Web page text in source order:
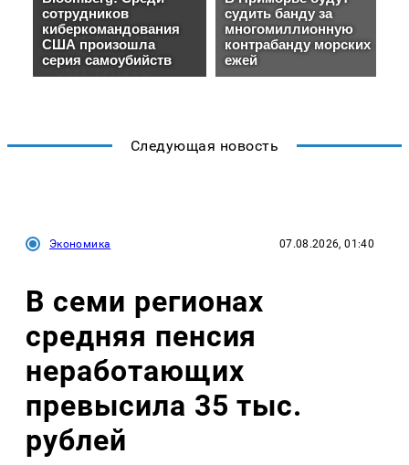
Следующая новость
Экономика 07.08.2026, 01:40
В семи регионах
средняя пенсия
неработающих
превысила 35 тыс.
рублей